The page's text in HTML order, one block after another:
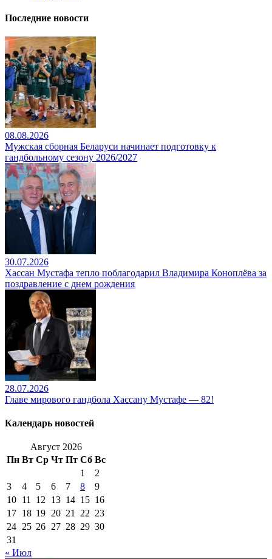
Последние новости
08.08.2026
Мужская сборная Беларуси начинает подготовку к
гандбольному сезону 2026/2027
30.07.2026
Хассан Мустафа тепло поблагодарил Владимира Коноплёва за
поздравление с днем рождения
28.07.2026
Главе мирового гандбола Хассану Мустафе — 82!
Календарь новостей
Август 2026
Пн Вт Ср Чт Пт Сб Вс
1
2
3
4 5 6 7 8
9
10 11 12 13 14 15 16
17 18 19 20 21 22 23
24 25 26 27 28 29 30
31
« Июл